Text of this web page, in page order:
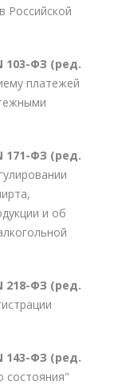
Российской
103-ФЗ (ред.
платежей
171-ФЗ (ред.
и об
218-ФЗ (ред.
143-ФЗ (ред.
состояния"